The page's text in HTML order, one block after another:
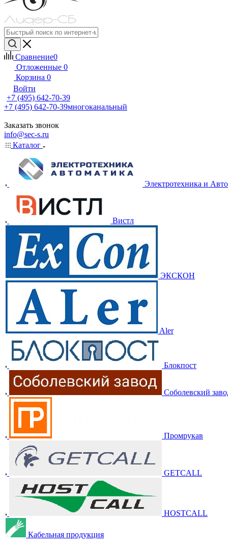
Сравнение0
Отложенные 0
Корзина 0
Войти
+7 (495) 642-70-39
+7 (495) 642-70-39многоканальный
Заказать звонок
info@sec-s.ru
Каталог
Электротехника и
Вистл
ЭКСКОН
Aler
Блокпост
Соболевский
Промрукав
GETCALL
HOSTCALL
Кабельная продукция